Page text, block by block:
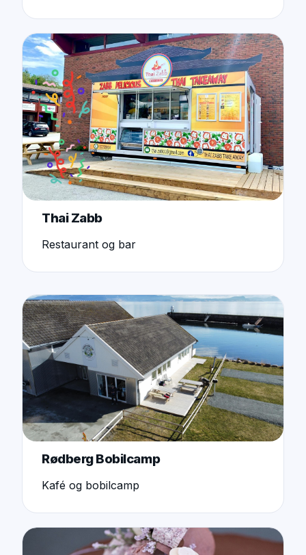
Thai Zabb
Restaurant og bar
Rødberg Bobilcamp
Kafé og bobilcamp